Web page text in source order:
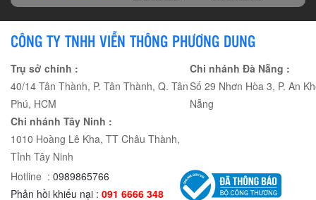
CÔNG TY TNHH VIỄN THÔNG PHƯƠNG DUNG
Trụ sở chính :
40/14 Tân Thành, P. Tân Thành, Q. Tân
Phú, HCM
Chi nhánh Đà Nẵng :
Số 29 Nhơn Hòa 3, P. An
Nẵng
Chi nhánh Tây Ninh :
1010 Hoàng Lê Kha, TT Châu Thành,
Tỉnh Tây Ninh
Hotline : 0989865766
Phản hồi khiếu nại : 091 6666 348